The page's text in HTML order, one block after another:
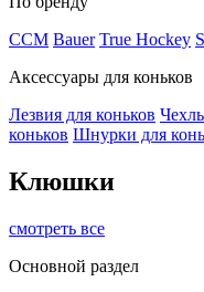
ССМ Bauer True Hockey
Аксессуары для коньков
Лезвия для коньков
коньков Шнурки для
Клюшки
смотреть все
Основной раздел